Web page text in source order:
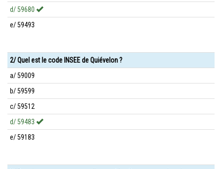
d/ 59680
e/ 59493
2/ Quel est le code INSEE de Quiévelon ?
a/ 59009
b/ 59599
c/ 59512
d/ 59483
e/ 59183